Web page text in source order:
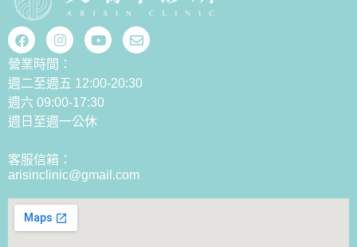
營業時間：
週二至週五 12:00-20:30
週六 09:00-17:30
週日至週一公休
客服信箱：
arisinclinic@gmail.com